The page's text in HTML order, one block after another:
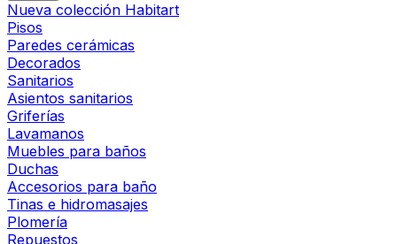
Nueva colección Habitart
Pisos
Paredes cerámicas
Decorados
Sanitarios
Asientos sanitarios
Griferías
Lavamanos
Muebles para baños
Duchas
Accesorios para baño
Tinas e hidromasajes
Plomería
Repuestos